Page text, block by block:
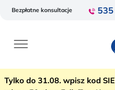
Bezpłatne konsultacje
Tylko do 31.08. wpisz kod